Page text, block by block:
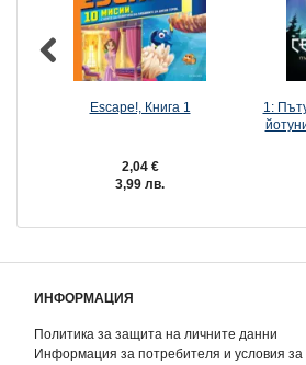
Escape!, Книга 1
2,04 €
3,99 лв.
1:
ИНФОРМАЦИЯ
Политика за защита на личните данни
Информация за потребителя и условия за